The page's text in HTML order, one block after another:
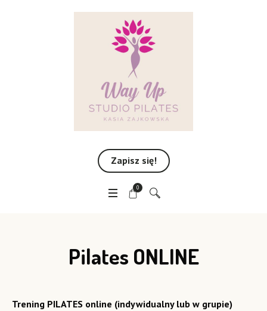
Zapisz się!
0
Pilates ONLINE
Trening PILATES online (indywidualny lub w grupie)